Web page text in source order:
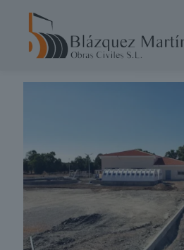
Categorías